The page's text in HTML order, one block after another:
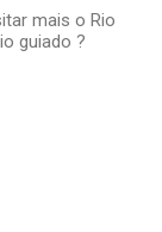
mais o Rio
guiado ?